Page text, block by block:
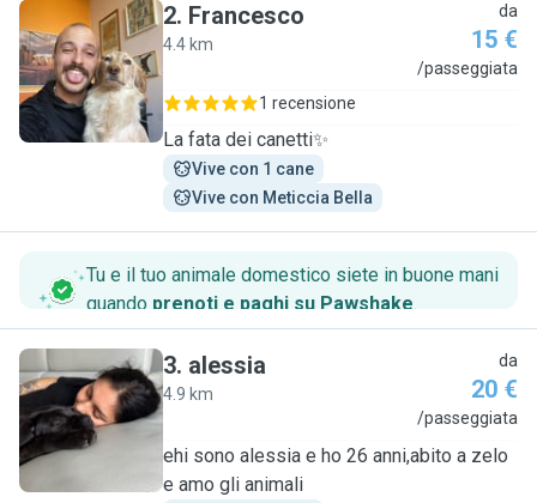
F
2. Francesco
4.4 km
da
15 €
/passeggiata
1 recensione
La fata dei canetti✨
Vive con 1 cane
Vive con Meticcia Bella
Tu e il tuo animale domestico siete in buone mani
quando prenoti e paghi su Pawshake.
A
3. alessia
4.9 km
da
20 €
/passeggiata
ehi sono alessia e ho 26 anni,abito a zelo
e amo gli animali